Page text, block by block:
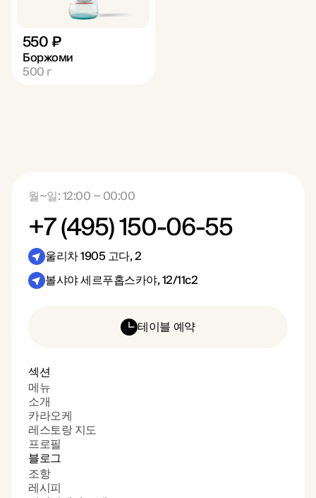
550 ₽
Боржоми
500г
월~일: 12:00 ~ 00:00
+7 (495) 150-06-55
울리차 1905 고다, 2
볼샤야 세르푸홉스카야, 12/11с2
테이블 예약
섹션
메뉴
소개
카라오케
레스토랑 지도
프로필
블로그
조항
레시피